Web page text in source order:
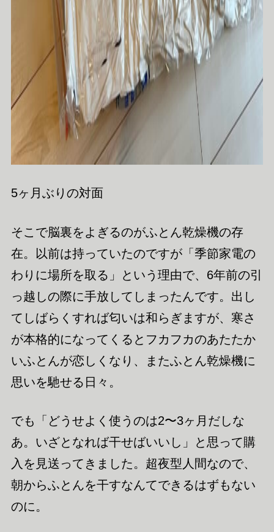
5ヶ月ぶりの対面
そこで脳裏をよぎるのがふとん乾燥機の存
在。以前は持っていたのですが「季節家電の
わりに場所を取る」という理由で、6年前の引
っ越しの際に手放してしまったんです。出し
てしばらくすれば匂いは和らぎますが、寒さ
が本格的になってくるとフカフカのあたたか
いふとんが恋しくなり、またふとん乾燥機に
思いを馳せる日々。
でも「どうせよく使うのは2〜3ヶ月だしな
あ。いざとなれば干せばいいし」と思って購
入を見送ってきました。超夜型人間なので、
朝からふとんを干すなんてできるはずもない
のに。